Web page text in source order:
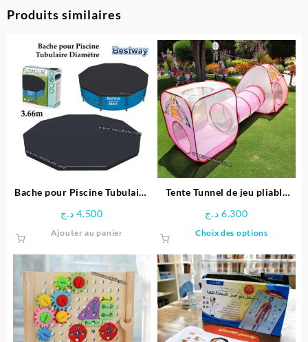
Produits similaires
Bache pour Piscine Tubulaire
4.500 د.ج
Ajouter au panier
Tente Tunnel de jeu pliable
6.300 د.ج
Choix des options
a
Les
options